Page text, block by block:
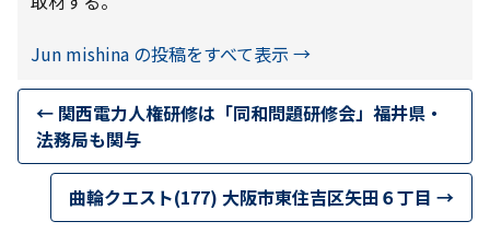
Jun mishina の投稿をすべて表示 →
← 関西電力人権研修は「同和問題研修会」福井県・
法務局も関与
曲輪クエスト(177) 大阪市東住吉区矢田６丁目 →